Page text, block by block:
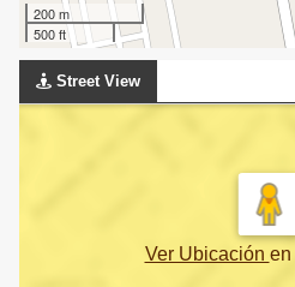
200 m
500 ft
Street View
Ver Ubicación en